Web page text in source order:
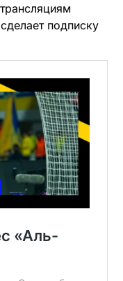
сделает подписку